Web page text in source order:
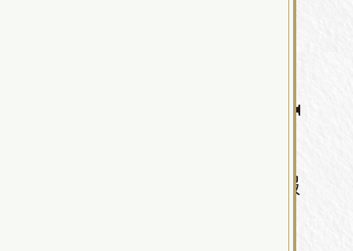
RECRUIT
パティスリー ラポール 採用情報